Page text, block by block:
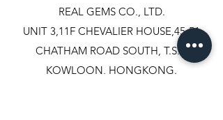
REAL GEMS CO., LTD.
UNIT 3,11F CHEVALIER HOUSE,45-51
CHATHAM ROAD SOUTH, T.S.T.
KOWLOON, HONGKONG.